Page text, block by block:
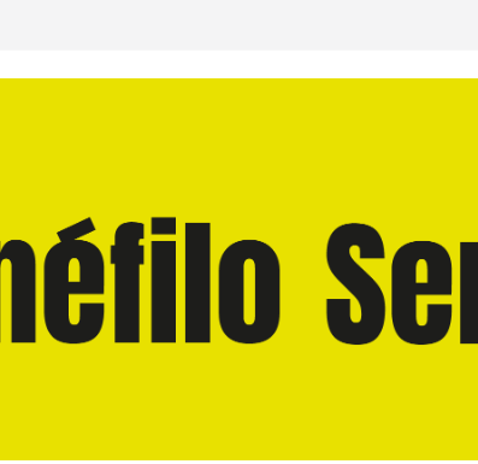
Hsu, director de «Los Caminantes